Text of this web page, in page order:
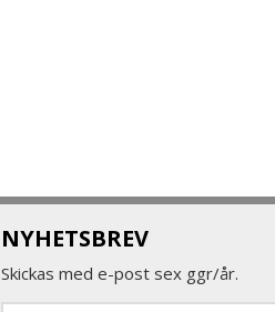
NYHETSBREV
Skickas med e-post sex ggr/år.